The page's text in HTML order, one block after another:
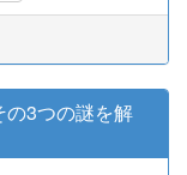
の3つの謎を解